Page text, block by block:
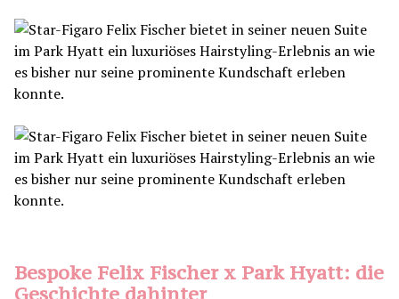
Bespoke Felix Fischer x Park Hyatt: die
Geschichte dahinter